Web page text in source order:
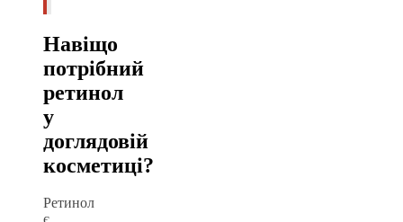
Навіщо
потрібний
ретинол
у
доглядовій
косметиці?
Ретинол